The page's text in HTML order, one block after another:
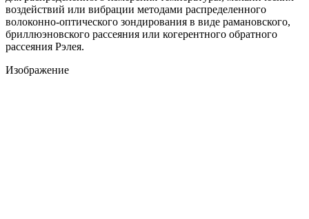
воздействий или вибрации методами распределенного
волоконно-оптического зондирования в виде рамановского,
бриллюэновского рассеяния или когерентного обратного
рассеяния Рэлея.
Изображение